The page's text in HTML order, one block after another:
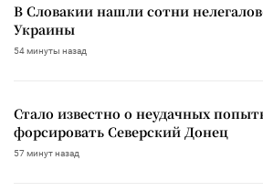
В Словакии нашли сотни
Украины
54 минуты назад
Стало известно о неудачных
форсировать Северский Донец
57 минут назад